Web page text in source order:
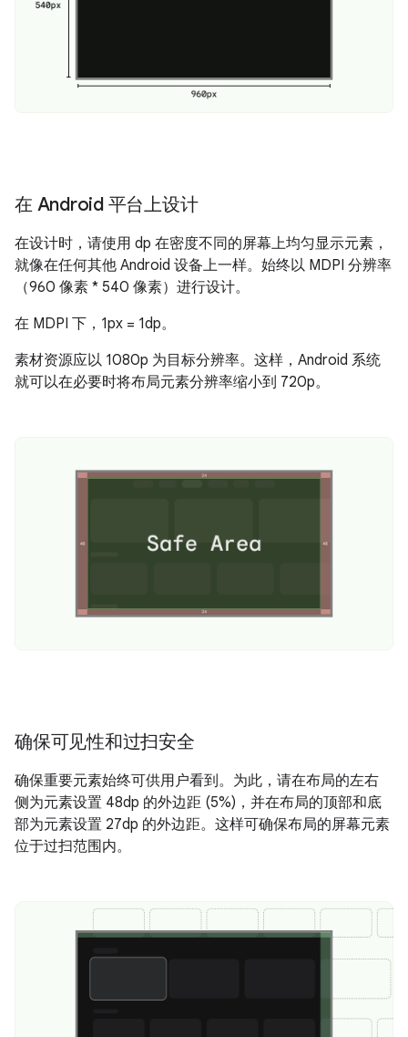
在 Android 平台上设计
在设计时，请使用 dp 在密度不同的屏幕上均匀显示元素，
就像在任何其他 Android 设备上一样。始终以 MDPI 分辨率
（960 像素 * 540 像素）进行设计。
在 MDPI 下，1px = 1dp。
素材资源应以 1080p 为目标分辨率。这样，Android 系统
就可以在必要时将布局元素分辨率缩小到 720p。
确保可见性和过扫安全
确保重要元素始终可供用户看到。为此，请在布局的左右
侧为元素设置 48dp 的外边距 (5%)，并在布局的顶部和底
部为元素设置 27dp 的外边距。这样可确保布局的屏幕元素
位于过扫范围内。